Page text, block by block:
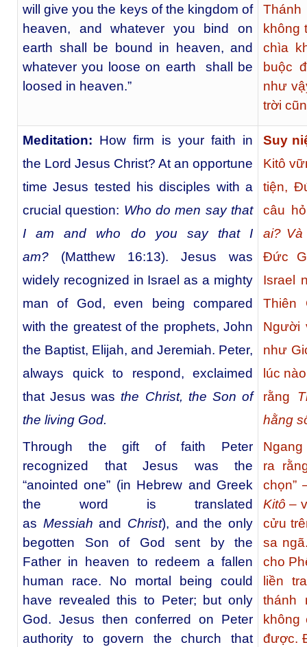
will give you the keys of the kingdom of
heaven, and whatever you bind on
earth shall be bound in heaven, and
whatever you loose on earth shall be
loosed in heaven.”
không
chìa
buộc
như
trời
Meditation: How firm is your faith in
the Lord Jesus Christ? At an opportune
time Jesus tested his disciples with a
crucial question: Who do men say that
I am and who do you say that I
am? (Matthew 16:13). Jesus was
widely recognized in Israel as a mighty
man of God, even being compared
with the greatest of the prophets, John
the Baptist, Elijah, and Jeremiah. Peter,
always quick to respond, exclaimed
that Jesus wasthe Christ, the Son of
the living God.
Through the gift of faith Peter
recognized that Jesus was the
“anointed one” (in Hebrew and Greek
the word is translated
as Messiah and Christ), and the only
begotten Son of God sent by the
Father in heaven to redeem a fallen
human race. No mortal being could
have revealed this to Peter; but only
God. Jesus then conferred on Peter
authority to govern the church that
Suy
Kitô
tiện,
câu
ai? Và
Đức
Israel
Thiên
Người
như
lúc
rằng
hằng
ra
Kitô –
cửu
sa
cho
liền
thánh
không
được.